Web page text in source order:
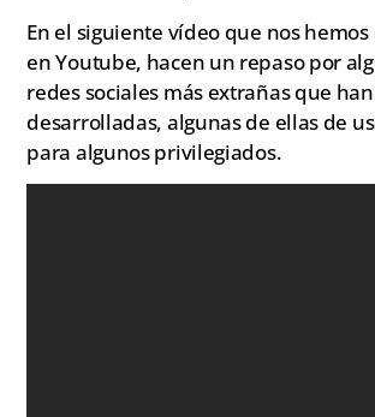
En el siguiente vídeo que nos
en Youtube, hacen un repaso por
redes sociales más extrañas que
desarrolladas, algunas de ellas de
para algunos privilegiados.